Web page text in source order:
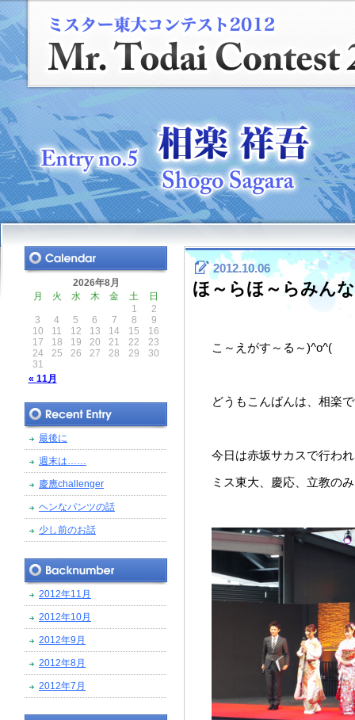
2012.10.06
ほ～らほ～らみん
こ～えがす～る～)^o^(
どうもこんばんは、相楽
今日は赤坂サカスで行わ
ミス東大、慶応、立教の
2026年8月
月
火 水 木 金 土 日
« 11月
1
2
3
4 5 6 7 8
9
10
11 12 13 14 15
16
17
18 19 20 21 22
23
24
25 26 27 28 29
30
31
最後に
週末は……
慶應challenger
ヘンなパンツの話
少し前のお話
2012年11月
2012年10月
2012年9月
2012年8月
2012年7月